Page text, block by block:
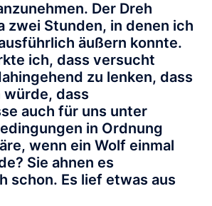
Der Dreh
zwei Stunden, in denen ich
äußern konnte.
ich, dass versucht
zu lenken, dass
würde, dass
auch für uns unter
in Ordnung
wenn ein Wolf einmal
Sie ahnen es
schon. Es lief etwas aus